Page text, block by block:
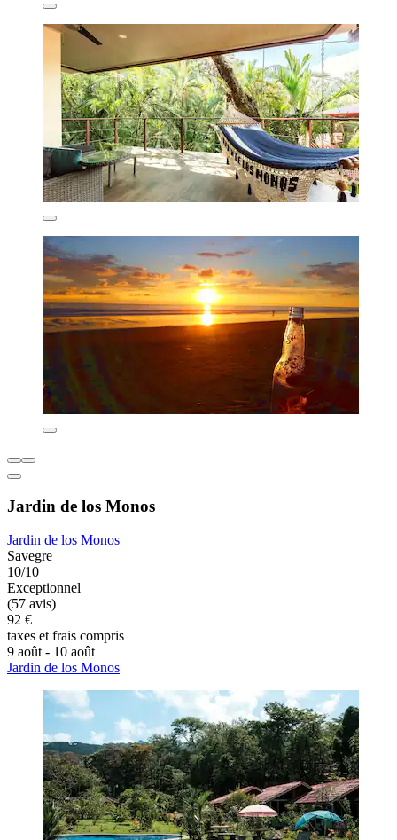
Jardin de los Monos
Jardin de los Monos
Savegre
10/10
Exceptionnel
(57 avis)
92 €
taxes et frais compris
9 août - 10 août
Jardin de los Monos